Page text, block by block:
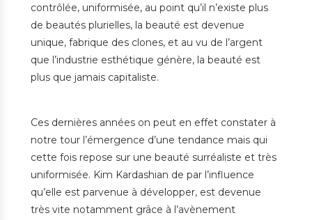
contrôlée, uniformisée, au point qu’il n’existe plus
de beautés plurielles, la beauté est devenue
unique, fabrique des clones, et au vu de l’argent
que l’industrie esthétique génère, la beauté est
plus que jamais capitaliste.
Ces dernières années on peut en effet constater à
notre tour l’émergence d’une tendance mais qui
cette fois repose sur une beauté surréaliste et très
uniformisée. Kim Kardashian de par l’influence
qu’elle est parvenue à développer, est devenue
très vite notamment grâce à l’avènement